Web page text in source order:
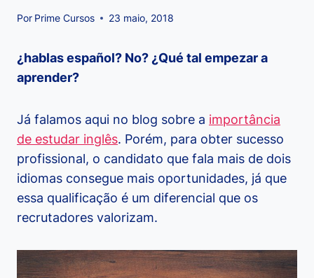
Por Prime Cursos 23 maio, 2018
¿hablas español? No? ¿Qué tal empezar a
aprender?
Já falamos aqui no blog sobre a importância
de estudar inglês. Porém, para obter sucesso
profissional, o candidato que fala mais de dois
idiomas consegue mais oportunidades, já que
essa qualificação é um diferencial que os
recrutadores valorizam.